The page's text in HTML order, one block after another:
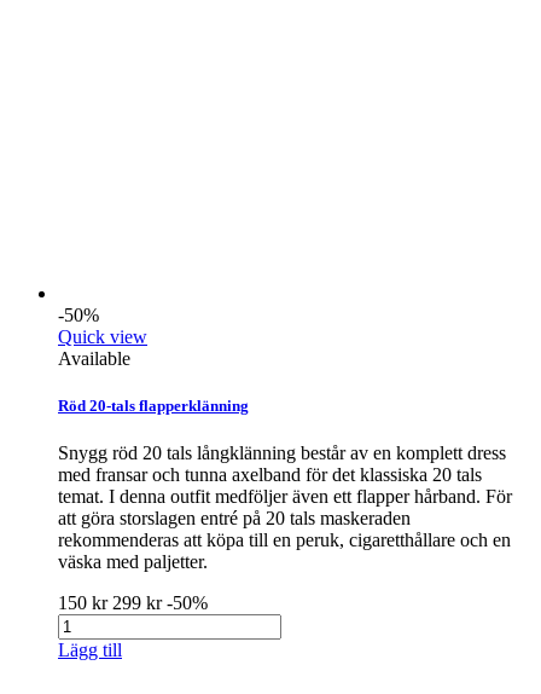
-50%
Quick view
Available
Röd 20-tals flapperklänning
Snygg röd 20 tals långklänning består av en komplett dress
med fransar och tunna axelband för det klassiska 20 tals
temat. I denna outfit medföljer även ett flapper hårband. För
att göra storslagen entré på 20 tals maskeraden
rekommenderas att köpa till en peruk, cigaretthållare och en
väska med paljetter.
150 kr 299 kr-50%
Lägg till